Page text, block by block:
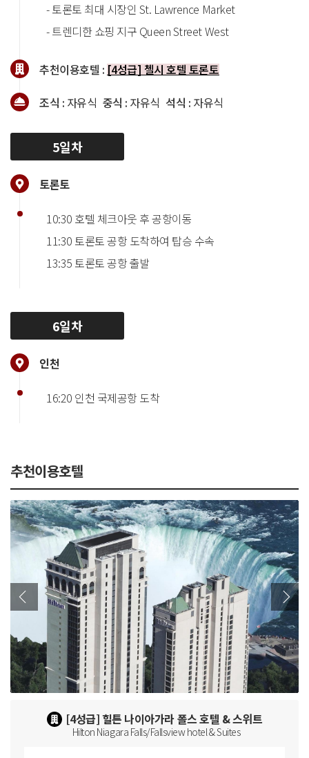
- 토론토 최대 시장인 St. Lawrence Market
- 트렌디한 쇼핑 지구 Queen Street West
추천이용호텔 :[4성급] 첼시 호텔 토론토
조식 : 자유식 중식 : 자유식 석식 : 자유식
5일차
토론토
10:30 호텔 체크아웃 후 공항이동
11:30 토론토 공항 도착하여 탑승 수속
13:35 토론토 공항 출발
6일차
인천
16:20 인천 국제공항 도착
추천이용호텔
[4성급] 힐튼 나이아가라 폴스 호텔 & 스위트
Hilton Niagara Falls/Fallsview hotel & Suites